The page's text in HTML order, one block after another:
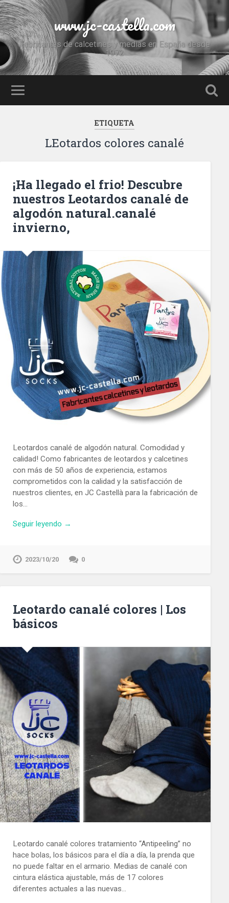
www.jc-castella.com
Fabricantes de calcetines y medias en España desde
1972
ETIQUETA
LEotardos colores canalé
¡Ha llegado el frio! Descubre
nuestros Leotardos canalé de
algodón natural.canalé
invierno,
Leotardos canalé de algodón natural. Comodidad y
calidad! Como fabricantes de leotardos y calcetines
con más de 50 años de experiencia, estamos
comprometidos con la calidad y la satisfacción de
nuestros clientes, en JC Castellà para la fabricación de
los…
Seguir leyendo →
2023/10/20 0
Leotardo canalé colores | Los
básicos
Leotardo canalé colores tratamiento “Antipeeling” no
hace bolas, los básicos para el día a día, la prenda que
no puede faltar en el armario. Medias de canalé con
cintura elástica ajustable, más de 17 colores
diferentes actuales a las nuevas…